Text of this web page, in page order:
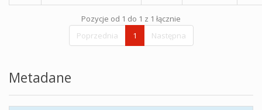
Pozycje od 1 do 1 z 1 łącznie
Poprzednia
1 Następna
Metadane